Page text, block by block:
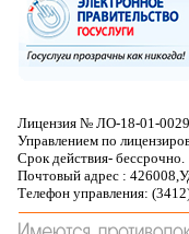
Лицензия № ЛО-18-01-
Управлением по
Срок действия- бессрочно.
Почтовый адрес :
Телефон управления: